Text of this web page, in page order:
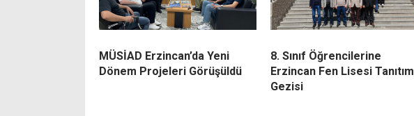
MÜSİAD Erzincan’da Yeni
Dönem Projeleri Görüşüldü
8. Sınıf Öğrencilerine
Erzincan Fen Lisesi Tanıtım
Gezisi